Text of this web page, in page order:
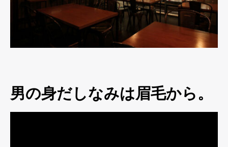
男の身だしなみは眉毛から。